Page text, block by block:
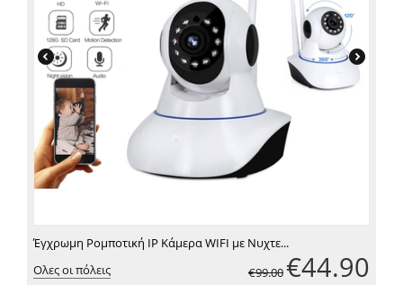
Έγχρωμη Ρομποτική IP Κάμερα WIFI με Νυχτε...
Ολες οι πόλεις
€99.00 €44.90